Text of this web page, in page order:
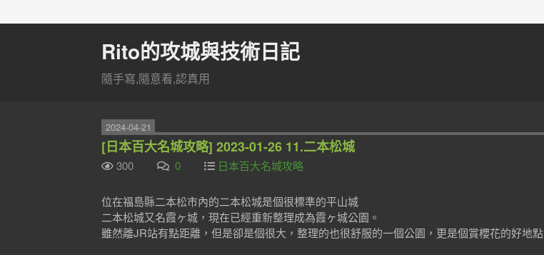
Rito的攻城與技術日記
隨手寫,隨意看,認真用
2024-04-21
[日本百大名城攻略] 2023-01-26 11.二本松城
300 0 日本百大名城攻略
位在福島縣二本松市內的二本松城是個很標準的平山城
二本松城又名霞ヶ城，現在已經重新整理成為霞ヶ城公園。
雖然離JR站有點距離，但是卻是個很大，整理的也很舒服的一個公園，更是個賞櫻花的好地點